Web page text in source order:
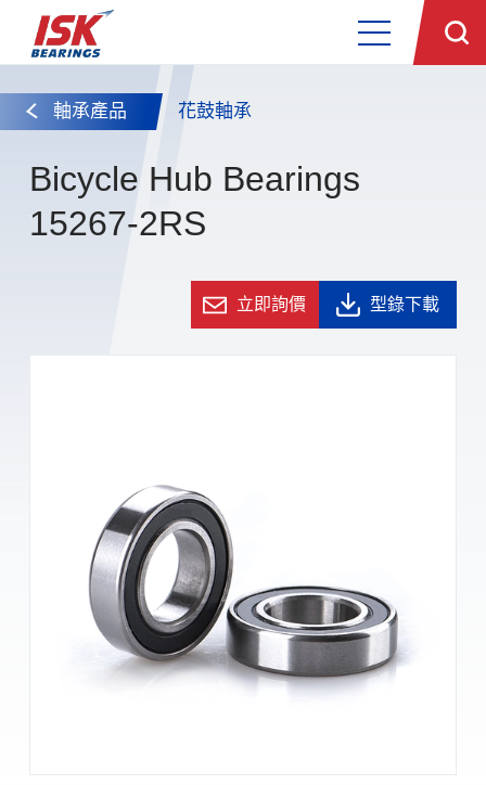
軸承產品 花鼓軸承
Bicycle Hub Bearings
15267-2RS
立即詢價 型錄下載